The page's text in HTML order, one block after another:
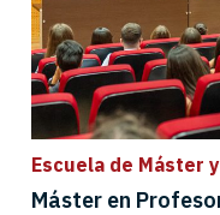
Escuela de Máster
Máster en